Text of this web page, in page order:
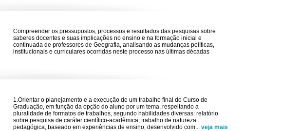
Compreender os pressupostos, processos e resultados das pesquisas sobre
saberes docentes e suas implicações no ensino e na formação inicial e
continuada de professores de Geografia, analisando as mudanças políticas,
institucionais e curriculares ocorridas neste processo nas últimas décadas
1.Orientar o planejamento e a execução de um trabalho final do Curso de
Graduação, em função da opção do aluno por um tema, respeitando a
pluralidade de formatos de trabalhos, segundo habilidades diversas: relatório
sobre pesquisa de caráter científico-acadêmica; trabalho de natureza
pedagógica, baseado em experiências de ensino, desenvolvido com... veja mais